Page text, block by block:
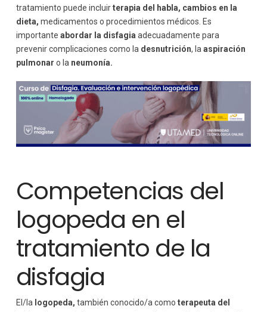
tratamiento puede incluirterapia del habla, cambios en la
dieta, medicamentos o procedimientos médicos. Es
importante abordar la disfagia adecuadamente para
prevenir complicaciones como la desnutrición, laaspiración
pulmonar o la neumonía.
Competencias del
logopeda en el
tratamiento de la
disfagia
El/la logopeda, también conocido/a como terapeuta del